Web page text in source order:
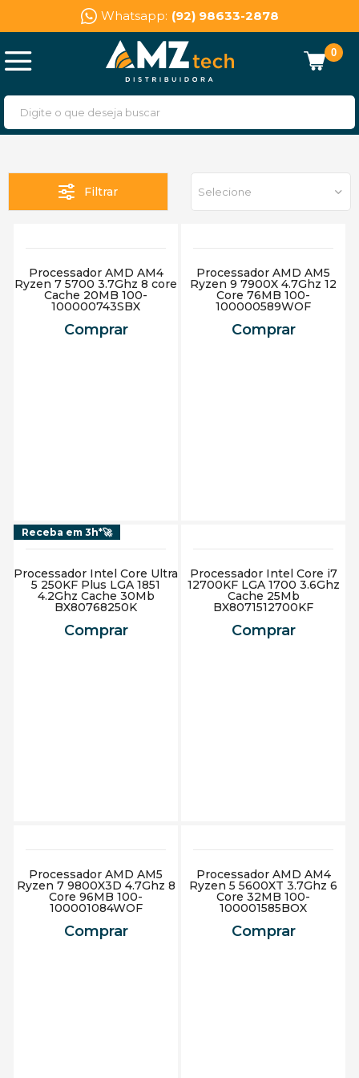
Whatsapp: (92) 98633-2878
0
Filtrar Selecione
Processador AMD AM4
Ryzen 7 5700 3.7Ghz 8 core
Cache 20MB 100-
100000743SBX
Comprar
Processador AMD AM5
Ryzen 9 7900X 4.7Ghz 12
Core 76MB 100-
100000589WOF
Comprar
Receba em 3h*🚀
Processador Intel Core Ultra
5 250KF Plus LGA 1851
4.2Ghz Cache 30Mb
BX80768250K
Comprar
Processador Intel Core i7
12700KF LGA 1700 3.6Ghz
Cache 25Mb
BX8071512700KF
Comprar
Processador AMD AM5
Ryzen 7 9800X3D 4.7Ghz 8
Core 96MB 100-
100001084WOF
Comprar
Processador AMD AM4
Ryzen 5 5600XT 3.7Ghz 6
Core 32MB 100-
100001585BOX
Comprar